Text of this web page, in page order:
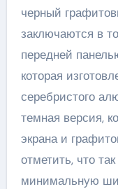
черный
заключаются в
передней
которая
серебристого
темная версия,
экрана и
отметить, что
минимальную